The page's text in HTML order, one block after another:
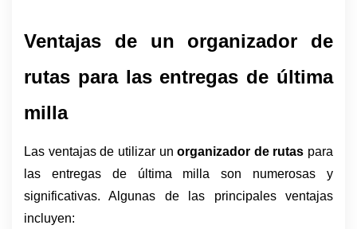
Ventajas de un organizador de
rutas para las entregas de última
milla
Las ventajas de utilizar un organizador de rutas para
las entregas de última milla son numerosas y
significativas. Algunas de las principales ventajas
incluyen: